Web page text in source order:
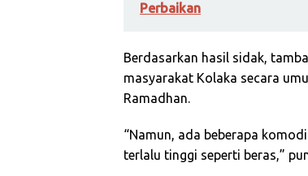
Perbaikan
Berdasarkan hasil sidak,
masyarakat Kolaka secara
Ramadhan.
“Namun, ada beberapa
terlalu tinggi seperti beras,”